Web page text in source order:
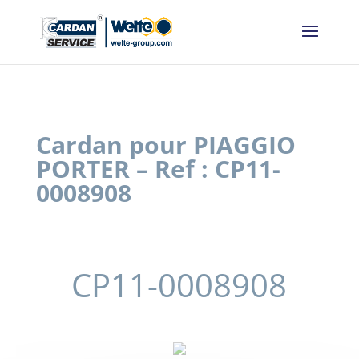
Cardan pour PIAGGIO
PORTER – Ref : CP11-
0008908
CP11-0008908